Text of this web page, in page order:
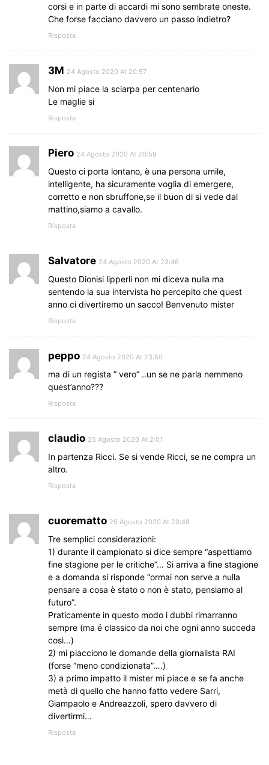
corsi e in parte di accardi mi sono sembrate oneste.
Che forse facciano davvero un passo indietro?
Risposta
3M 24 Agosto 2020 At 20:57
Non mi piace la sciarpa per centenario
Le maglie si
Risposta
Piero 24 Agosto 2020 At 20:59
Questo ci porta lontano, è una persona umile,
intelligente, ha sicuramente voglia di emergere,
corretto e non sbruffone,se il buon di si vede dal
mattino,siamo a cavallo.
Risposta
Salvatore 24 Agosto 2020 At 23:46
Questo Dionisi lipperli non mi diceva nulla ma
sentendo la sua intervista ho percepito che quest
anno ci divertiremo un sacco! Benvenuto mister
Risposta
peppo 24 Agosto 2020 At 23:50
ma di un regista ” vero” ..un se ne parla nemmeno
quest’anno???
Risposta
claudio 25 Agosto 2020 At 2:01
In partenza Ricci. Se si vende Ricci, se ne compra un
altro.
Risposta
cuorematto 25 Agosto 2020 At 20:48
Tre semplici considerazioni:
1) durante il campionato si dice sempre “aspettiamo
fine stagione per le critiche”… Si arriva a fine stagione
e a domanda si risponde “ormai non serve a nulla
pensare a cosa è stato o non è stato, pensiamo al
futuro”.
Praticamente in questo modo i dubbi rimarranno
sempre (ma é classico da noi che ogni anno succeda
così…)
2) mi piacciono le domande della giornalista RAI
(forse “meno condizionata”….)
3) a primo impatto il mister mi piace e se fa anche
metà di quello che hanno fatto vedere Sarri,
Giampaolo e Andreazzoli, spero davvero di
divertirmi…
Risposta